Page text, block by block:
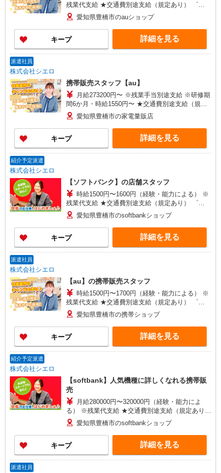
残業代支給 ★交通費別途支給（規定あり） ゜
+゜・。○。・゜+゜・。○。・゜+゜ 入社祝い金10
万円支給(規定有) お友達を紹介頂くと, インセンテ
ィブ支給(規定有) ★月2回払い・週払い可能（規程
有）★ ゜・。○。・゜+゜・。○。・゜+゜
愛知県豊橋市のauショップ
キープ 詳細を見る
派遣社員
株式会社シエロ
携帯販売スタッフ【au】
月給273200円〜 ※残業手当別途支給 ※研修期
間6か月・時給1550円〜 ★交通費別途支給（規定
あり） ゜+゜・。○。・゜+゜・。○。・゜+゜ 入
社祝い金10万円支給(規定有) お友達を紹介頂くと,
インセンティブ支給(規定有) ゜・。○。・゜
+゜・。○。・゜+゜
愛知県豊橋市の家電量販店
キープ 詳細を見る
紹介予定派遣
株式会社シエロ
【ソフトバンク】の店舗スタッフ
時給1500円〜1600円（経験・能力による） ※
残業代支給 ★交通費別途支給（規定あり） ゜
+゜・。○。・゜+゜・。○。・゜+゜ 入社祝い金10
万円支給(規定有) お友達を紹介頂くと, インセンテ
ィブ支給(規定有) ★月2回払い・週払い可能（規程
有）★ ゜・。○。・゜+゜・。○。・゜+゜
愛知県豊橋市のsoftbankショップ
キープ 詳細を見る
派遣社員
株式会社シエロ
【au】の携帯販売スタッフ
時給1500円〜1700円（経験・能力による） ※
残業代支給 ★交通費別途支給（規定あり） ゜
+゜・。○。・゜+゜・。○。・゜+゜ 入社祝い金10
万円支給(規定有) お友達を紹介頂くと, インセンテ
ィブ支給(規定有) ★月2回払い・週払い可能（規程
有）★ ゜・。○。・゜+゜・。○。・゜+゜
愛知県豊橋市の携帯ショップ
キープ 詳細を見る
紹介予定派遣
株式会社シエロ
【softbank】人気機種に詳しくなれる携帯販
売
月給280000円〜320000円（経験・能力によ
る） ※残業代支給 ★交通費別途支給（規定あり）
゜+゜・。○。・゜+゜・。○。・゜+゜ 入社祝い金
10万円支給(規定有) お友達を紹介頂くと, インセン
ティブ支給(規定有) ゜・。○。・゜+゜・。
○。・゜+゜
愛知県豊橋市のsoftbankショップ
キープ 詳細を見る
派遣社員